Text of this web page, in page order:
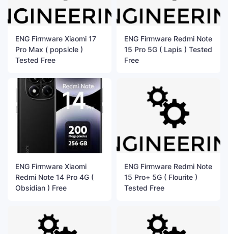
ENG Firmware Xiaomi 17
Pro Max ( popsicle )
Tested Free
ENG Firmware Redmi Note
15 Pro 5G ( Lapis ) Tested
Free
ENG Firmware Xiaomi
Redmi Note 14 Pro 4G (
Obsidian ) Free
ENG Firmware Redmi Note
15 Pro+ 5G ( Flourite )
Tested Free